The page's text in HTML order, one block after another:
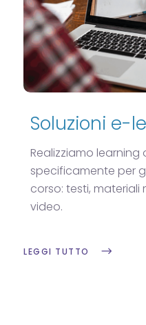
Soluzioni e-
Realizziamo
specificamente per
corso: testi, materiali
video.
LEGGI TUTTO